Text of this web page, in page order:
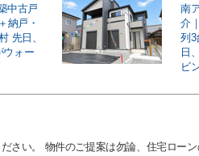
中古戸
納戸・
先日、
ウォー
南
介
列3
日
ビ
さい。 物件のご提案は勿論、住宅ロー